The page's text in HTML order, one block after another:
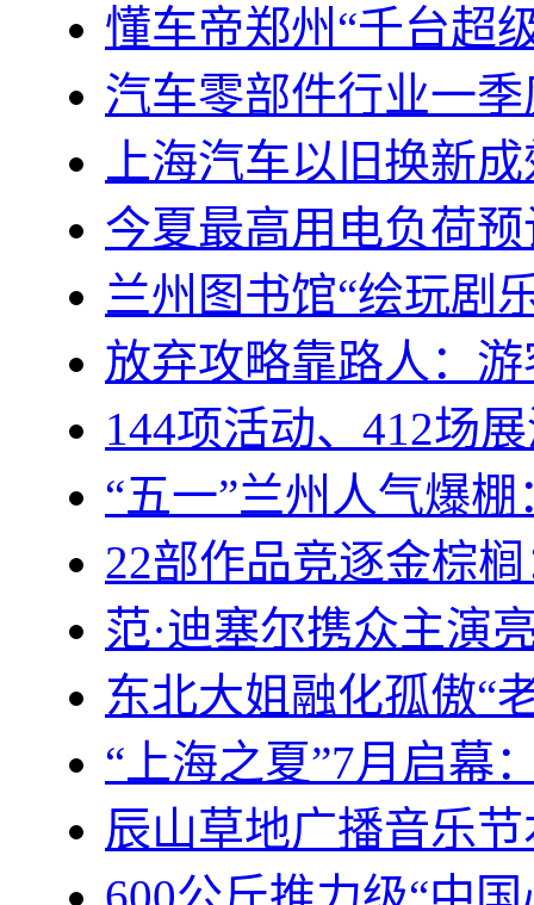
懂车帝郑州“千台超
汽车零部件行业一
上海汽车以旧换新
今夏最高用电负荷
兰州图书馆“绘玩剧
放弃攻略靠路人：
144项活动、412场
“五一”兰州人气爆
22部作品竞逐金棕
范·迪塞尔携众主演
东北大姐融化孤傲“
“上海之夏”7月启幕
辰山草地广播音乐